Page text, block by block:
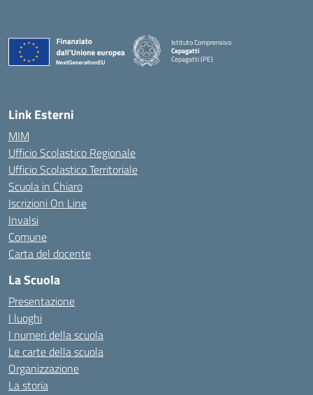
Istituto Comprensivo
Cepagatti
Cepagatti (PE)
— Visita la pagina iniziale della scuola
Link Esterni
MIM
Ufficio Scolastico Regionale
Ufficio Scolastico Territoriale
Scuola in Chiaro
Iscrizioni On Line
Invalsi
Comune
Carta del docente
La Scuola
Presentazione
I luoghi
I numeri della scuola
Le carte della scuola
Organizzazione
La storia